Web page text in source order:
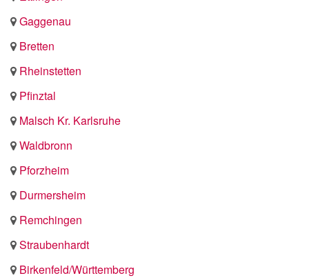
Gaggenau
Bretten
Rheinstetten
Pfinztal
Malsch Kr. Karlsruhe
Waldbronn
Pforzheim
Durmersheim
Remchingen
Straubenhardt
Birkenfeld/Württemberg